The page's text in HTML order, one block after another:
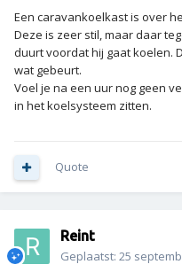
Een caravankoelkast is over
Deze is zeer stil, maar daar
duurt voordat hij gaat koelen.
wat gebeurt.
Voel je na een uur nog geen
in het koelsysteem zitten.
Quote
Reint
Geplaatst: 25